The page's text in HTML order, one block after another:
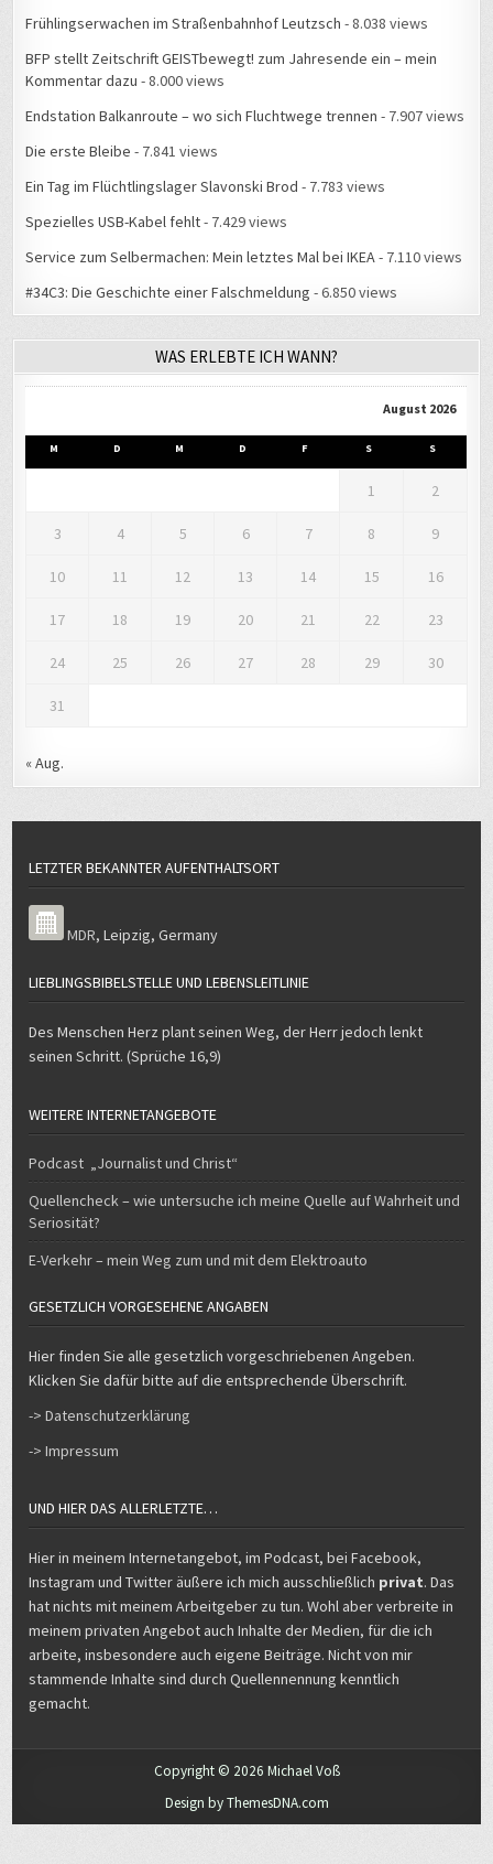
Frühlingserwachen im Straßenbahnhof Leutzsch - 8.038 views
BFP stellt Zeitschrift GEISTbewegt! zum Jahresende ein – mein
Kommentar dazu - 8.000 views
Endstation Balkanroute – wo sich Fluchtwege trennen - 7.907 views
Die erste Bleibe - 7.841 views
Ein Tag im Flüchtlingslager Slavonski Brod - 7.783 views
Spezielles USB-Kabel fehlt- 7.429 views
Service zum Selbermachen: Mein letztes Mal bei IKEA- 7.110 views
#34C3: Die Geschichte einer Falschmeldung - 6.850 views
WAS ERLEBTE ICH WANN?
August 2026
M D M D F S S
1 2
3 4 5 6 7 8 9
10 11 12 13 14 15 16
17 18 19 20 21 22 23
24 25 26 27 28 29 30
31
« Aug.
LETZTER BEKANNTER AUFENTHALTSORT
MDR,Leipzig,Germany
LIEBLINGSBIBELSTELLE UND LEBENSLEITLINIE
Des Menschen Herz plant seinen Weg, der Herr jedoch lenkt
seinen Schritt. (Sprüche 16,9)
WEITERE INTERNETANGEBOTE
Podcast „Journalist und Christ“
Quellencheck – wie untersuche ich meine Quelle auf Wahrheit und
Seriosität?
E-Verkehr – mein Weg zum und mit dem Elektroauto
GESETZLICH VORGESEHENE ANGABEN
Hier finden Sie alle gesetzlich vorgeschriebenen Angeben.
Klicken Sie dafür bitte auf die entsprechende Überschrift.
-> Datenschutzerklärung
-> Impressum
UND HIER DAS ALLERLETZTE…
Hier in meinem Internetangebot, im Podcast, bei Facebook,
Instagram und Twitter äußere ich mich ausschließlich privat. Das
hat nichts mit meinem Arbeitgeber zu tun. Wohl aber verbreite in
meinem privaten Angebot auch Inhalte der Medien, für die ich
arbeite, insbesondere auch eigene Beiträge. Nicht von mir
stammende Inhalte sind durch Quellennennung kenntlich
gemacht.
Copyright © 2026 Michael Voß
Design by ThemesDNA.com